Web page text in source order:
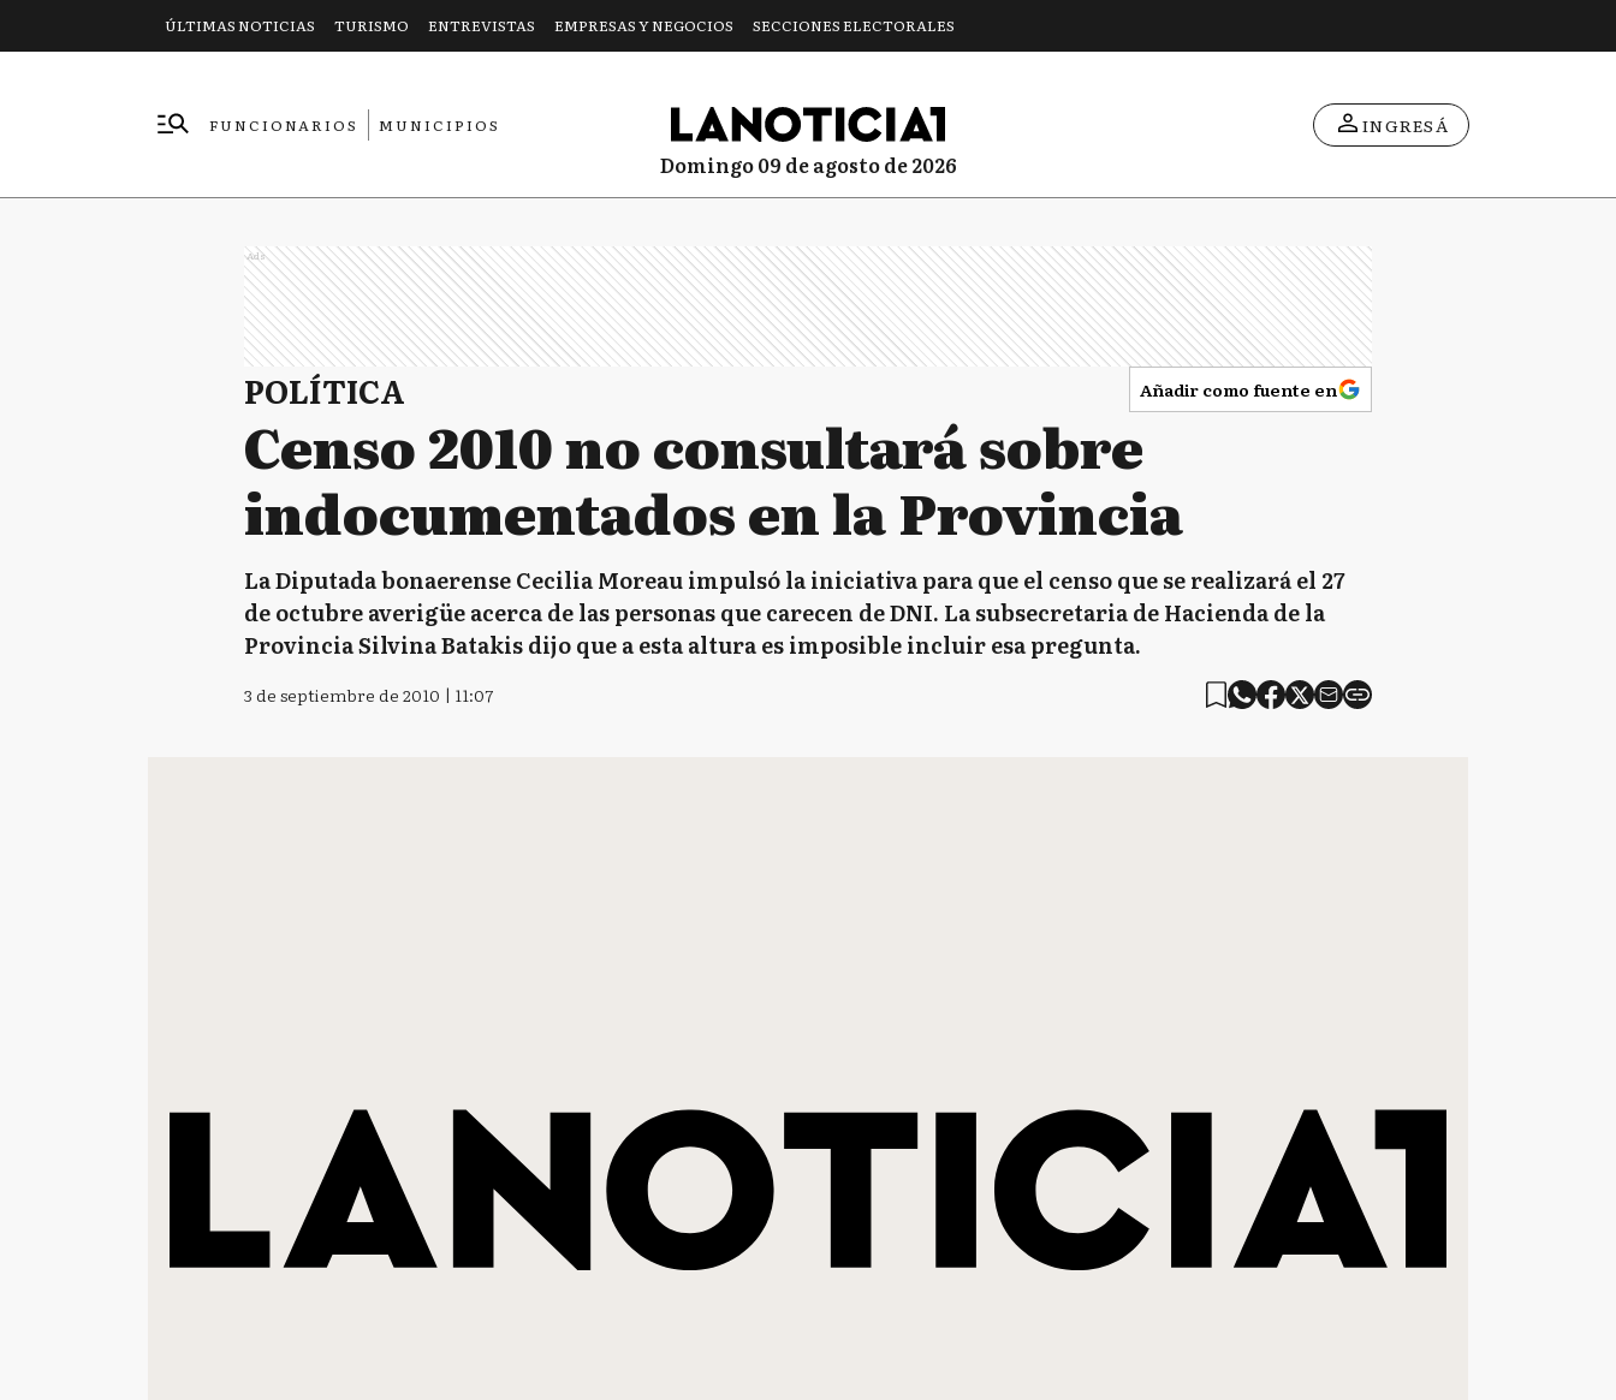
ÚLTIMAS NOTICIAS TURISMO ENTREVISTAS EMPRESAS Y NEGOCIOS SECCIONES ELECTORALES
FUNCIONARIOS
MUNICIPIOS
domingo 09 de agosto de 2026
INGRESÁ
Ads
POLÍTICA Añadir como fuente en
Censo 2010 no consultará sobre
indocumentados en la Provincia
La Diputada bonaerense Cecilia Moreau impulsó la iniciativa para que el censo que se realizará el 27
de octubre averigüe acerca de las personas que carecen de DNI. La subsecretaria de Hacienda de la
Provincia Silvina Batakis dijo que a esta altura es imposible incluir esa pregunta.
3 de septiembre de 2010 | 11:07